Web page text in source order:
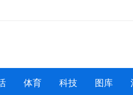
体育 科技 图库